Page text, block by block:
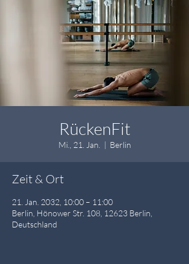
RückenFit
Mi., 21. Jan.
  |
Berlin
Zeit & Ort
21. Jan. 2032, 10:00 – 11:00
Berlin, Hönower Str. 108, 12623 Berlin,
Deutschland